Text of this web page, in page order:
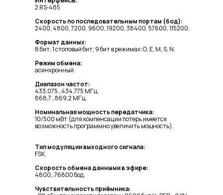
2 RS‑485
Скорость по последовательным портам (бод):
2400, 4800, 7200, 9600, 19200, 38400, 57600, 115200.
Формат данных:
8 бит, 1 стоповый бит; 9 бит в режимах: О, Е, М, S, N.
Режим обмена:
асинхронный.
Диапазон частот:
433,075…434,775 МГц.
868,7…869,2 МГц.
Номинальная мощность передатчика:
10/500 мВт (для компенсации потерь имеется
возможность программно увеличить мощность).
Тип модуляции выходного сигнала:
FSK.
Скорость обмена данными в эфире:
4800…76800 бод.
Чувствительность приёмника: